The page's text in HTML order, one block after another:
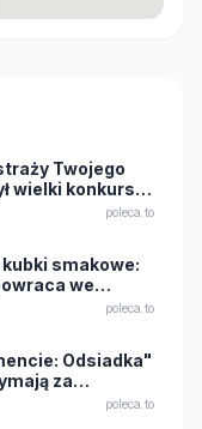
Twojego
wielki konkurs
poleca.to
smakowe:
we
poleca.to
Odsiadka"
za
poleca.to